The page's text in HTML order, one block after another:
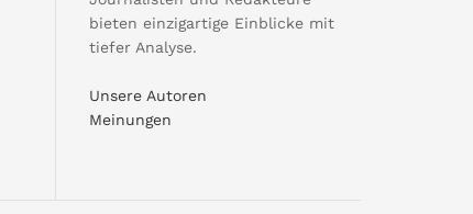
bieten einzigartige Einblicke mit
tiefer Analyse.
Unsere Autoren
Meinungen